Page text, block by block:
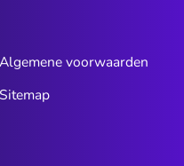
Algemene voorwaarden
Sitemap